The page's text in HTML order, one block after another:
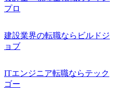
プロ
建設業界の転職ならビルドジ
ョブ
ITエンジニア転職ならテック
ゴー